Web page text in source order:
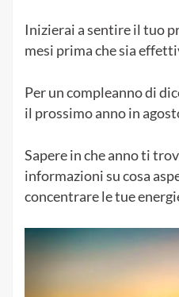
Inizierai a sentire il tuo
mesi prima che sia
Per un compleanno di
il prossimo anno in
Sapere in che anno ti
informazioni su cosa
concentrare le tue